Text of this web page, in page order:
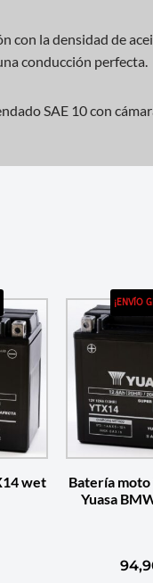
con la densidad de
conducción perfecta.
SAE 10 con
wet
¡ENVÍO
Batería
Yuasa